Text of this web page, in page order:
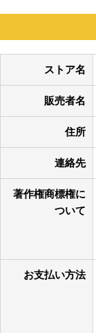
ストア名
販売者名
住所
連絡先
著作権商標権に
ついて
お支払い方法